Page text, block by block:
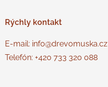
Rýchly kontakt
E-mail: info@drevomuska.cz
Telefón: +420 733 320 088